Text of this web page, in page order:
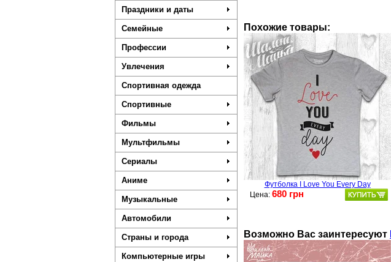
Праздники и даты
Семейные
Профессии
Увлечения
Спортивная одежда
Спортивные
Фильмы
Мультфильмы
Сериалы
Аниме
Музыкальные
Автомобили
Страны и города
Компьютерные игры
Похожие товары:
Футболка I Love You Every Day
Цена: 680 грн
Возможно Ваc заинтересуют